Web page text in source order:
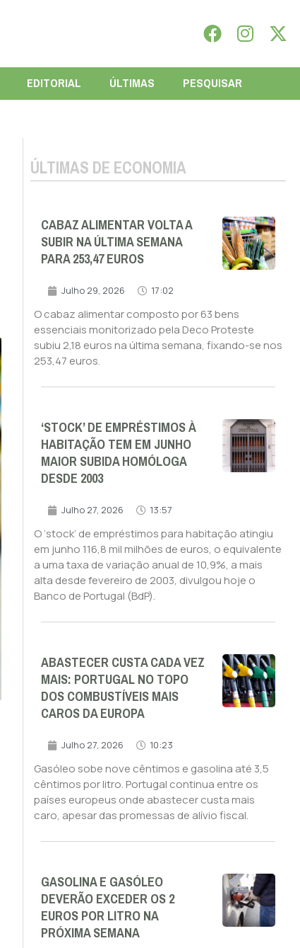
EDITORIAL ÚLTIMAS PESQUISAR
ÚLTIMAS DE ECONOMIA
CABAZ ALIMENTAR VOLTA A
SUBIR NA ÚLTIMA SEMANA
PARA 253,47 EUROS
Julho 29, 2026 17:02
O cabaz alimentar composto por 63 bens
essenciais monitorizado pela Deco Proteste
subiu 2,18 euros na última semana, fixando-se nos
253,47 euros.
‘STOCK’ DE EMPRÉSTIMOS À
HABITAÇÃO TEM EM JUNHO
MAIOR SUBIDA HOMÓLOGA
DESDE 2003
Julho 27, 2026 13:57
O ‘stock’ de empréstimos para habitação atingiu
em junho 116,8 mil milhões de euros, o equivalente
a uma taxa de variação anual de 10,9%, a mais
alta desde fevereiro de 2003, divulgou hoje o
Banco de Portugal (BdP).
ABASTECER CUSTA CADA VEZ
MAIS: PORTUGAL NO TOPO
DOS COMBUSTÍVEIS MAIS
CAROS DA EUROPA
Julho 27, 2026 10:23
Gasóleo sobe nove cêntimos e gasolina até 3,5
cêntimos por litro. Portugal continua entre os
países europeus onde abastecer custa mais
caro, apesar das promessas de alívio fiscal.
GASOLINA E GASÓLEO
DEVERÃO EXCEDER OS 2
EUROS POR LITRO NA
PRÓXIMA SEMANA